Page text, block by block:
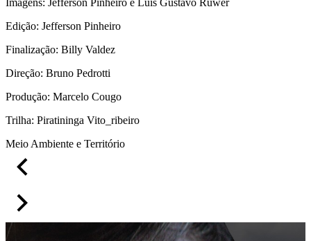
Imagens: Jefferson Pinheiro e Luis Gustavo Ruwer
Edição: Jefferson Pinheiro
Finalização: Billy Valdez
Direção: Bruno Pedrotti
Produção: Marcelo Cougo
Trilha: Piratininga Vito_ribeiro
Meio Ambiente e Território